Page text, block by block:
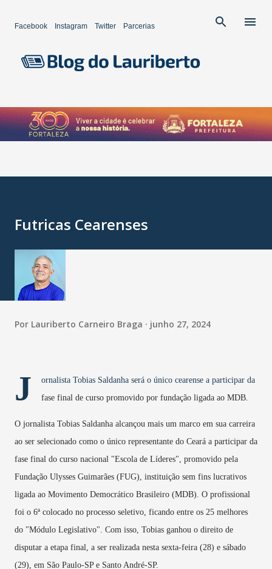
Facebook Instagram Twitter Parcerias
Futricas Cearenses
Por Lauriberto Carneiro Braga junho 27, 2024
J
ornalista Tobias Saldanha será o único cearense a participar da
fase final de curso promovido por fundação ligada ao MDB.
O jornalista Tobias Saldanha alcançou mais um marco em sua carreira
ao ser selecionado como o único representante do Ceará a participar da
fase final do curso nacional "Escola de Líderes", promovido pela
Fundação Ulysses Guimarães (FUG), instituição sem fins lucrativos
ligada ao Movimento Democrático Brasileiro (MDB). O profissional
foi o 6ª colocado no processo seletivo, ficando entre os 25 melhores
do "Módulo Legislativo". Com isso, Tobias ganhou o direito de
disputar a etapa final, a ser realizada nesta sexta-feira (28) e sábado
(29), em São Paulo-SP e Santo André-SP.